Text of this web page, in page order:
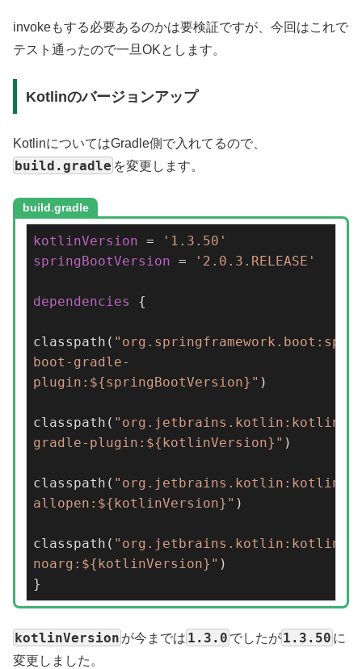
invokeもする必要あるのかは要検証ですが、今回はこれで
テスト通ったので一旦OKとします。
Kotlinのバージョンアップ
KotlinについてはGradle側で入れてるので、
build.gradle を変更します。
build.gradle
kotlinVersion =
'1.3.50'
springBootVersion = '2.0.3.RELEASE'
dependencies {
classpath (
boot-gradle-
plugin:${springBootVersion}" )
classpath ( "org.jetbrains.kotlin:kotlin-
gradle-plugin:${kotlinVersion}" )
classpath ( "org.jetbrains.kotlin:kotlin-
allopen:${kotlinVersion}" )
classpath ( "org.jetbrains.kotlin:kotlin-
noarg:${kotlinVersion}" )
}
kotlinVersion が今までは 1.3.0 でしたが1.3.50 に
変更しました。